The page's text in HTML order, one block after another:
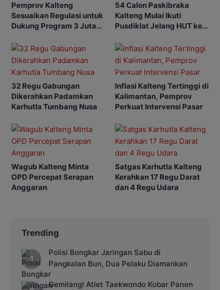
Pemprov Kalteng
Sesuaikan Regulasi untuk
Dukung Program 3 Juta
54 Calon Paskibraka
Kalteng Mulai Ikuti
Pusdiklat Jelang HUT ke-
32 Regu Gabungan
Dikerahkan Padamkan
Karhutla Tumbang Nusa
Inflasi Kalteng Tertinggi di
Kalimantan, Pemprov
Perkuat Intervensi Pasar
Wagub Kalteng Minta
OPD Percepat Serapan
Anggaran
Satgas Karhutla Kalteng
Kerahkan 17 Regu Darat
dan 4 Regu Udara
Trending
Polisi Bongkar Jaringan Sabu di
Pangkalan Bun, Dua Pelaku Diamankan
Gemilang! Atlet Taekwondo Kobar Panen